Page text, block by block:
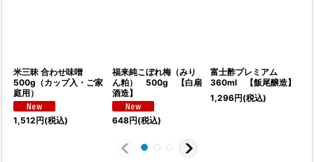
米三昧 合わせ味噌
500g（カップ入・ご家
庭用）
1,512円(税込)
福来純こぼれ梅（みり
ん粕） 500g 【白扇
酒造】
648円(税込)
富士酢プレミアム
360ml 【飯尾醸造】
1,296円(税込)